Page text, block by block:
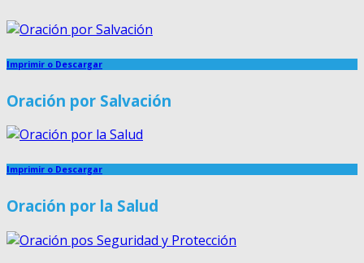
Imprimir o Descargar
Oración por Salvación
Imprimir o Descargar
Oración por la Salud